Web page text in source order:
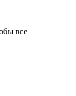
все